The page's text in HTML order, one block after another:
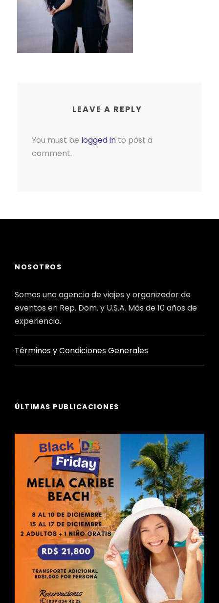
LEAVE A REPLY
You must be logged in to post a
comment.
NOSOTROS
Somos una agencia de viajes y organizador de
eventos en Rep. Dom. y U.S.A. Más de 10 años de
experiencia.
Términos y Condiciones Generales
ÚLTIMAS PUBLICACIONES